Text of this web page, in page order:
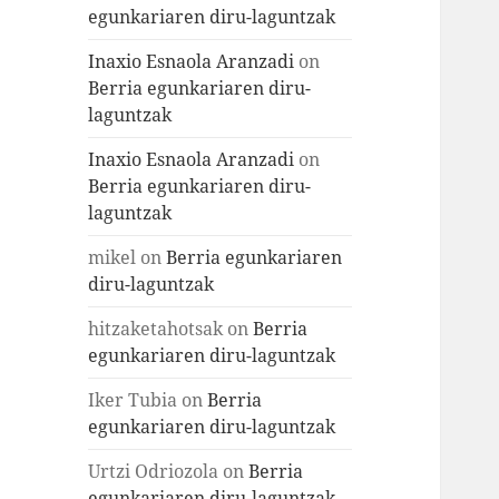
egunkariaren diru-laguntzak
Inaxio Esnaola Aranzadi on
Berria egunkariaren diru-
laguntzak
Inaxio Esnaola Aranzadi on
Berria egunkariaren diru-
laguntzak
mikel onBerria egunkariaren
diru-laguntzak
hitzaketahotsakonBerria
egunkariaren diru-laguntzak
Iker Tubia onBerria
egunkariaren diru-laguntzak
Urtzi Odriozola onBerria